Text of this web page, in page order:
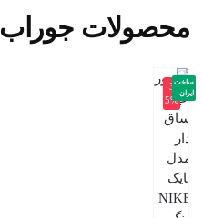
محصولات جوراب
-3
5%
ساخت
ایران